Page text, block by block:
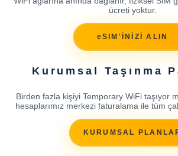
ücreti yoktur.
eSIM'İNİZİ ALIN
Kurumsal Taşınma
Birden fazla kişiyi Temporary WiFi taşıyor
hesaplarımız merkezi faturalama ile tüm
KURUMSAL